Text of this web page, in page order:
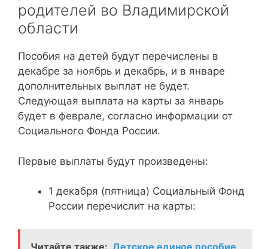
родителей во Владимирской
области
Пособия на детей будут перечислены в
декабре за ноябрь и декабрь, и в январе
дополнительных выплат не будет.
Следующая выплата на карты за январь
будет в феврале, согласно информации от
Социального Фонда России.
Первые выплаты будут произведены:
1 декабря (пятница) Социальный Фонд
России перечислит на карты:
Читайте также: Детское единое пособие